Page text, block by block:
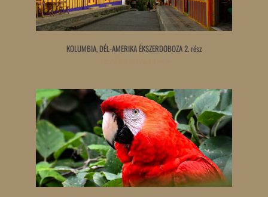
KOLUMBIA, DÉL-AMERIKA ÉKSZERDOBOZA 2. rész